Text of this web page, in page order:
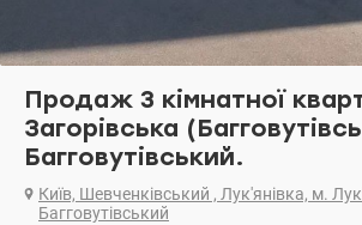
Продаж 3 кімнатної
Загорівська
Багговутівський.
Київ, Шевченківський , Лук'янівка, м.
Багговутівський